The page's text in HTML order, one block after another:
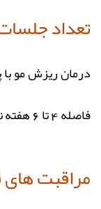
تعداد
درمان ریزش مو
فاصله 4 تا 6 هفته نیاز دارد.
مراقبت های